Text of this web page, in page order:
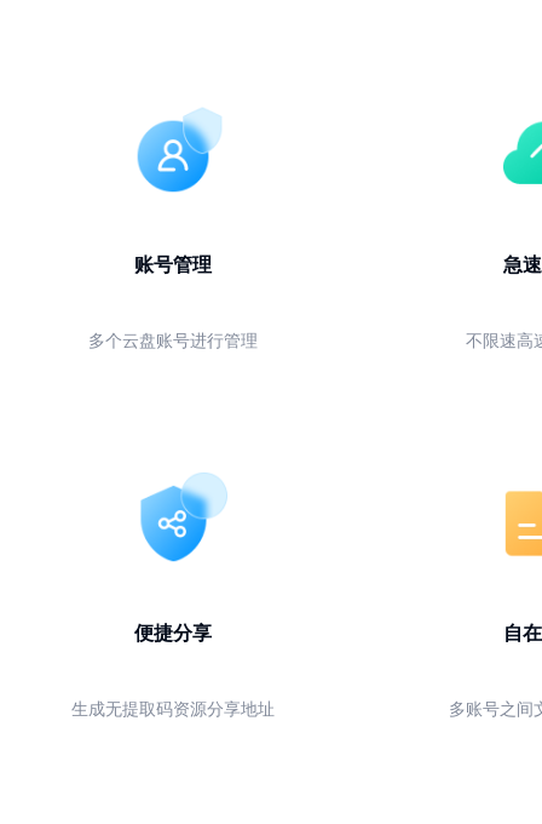
账号管理
多个云盘账号进行管理
急
不限速高
便捷分享
生成无提取码资源分享地址
自
多账号之间